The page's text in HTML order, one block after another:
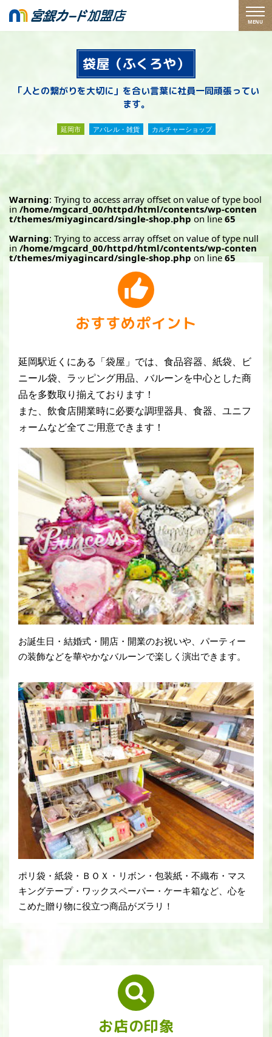
MENU
袋屋（ふくろや）
「人との繋がりを大切に」を合い言葉に社員一同頑張ってい
ます。
延岡市 アパレル・雑貨 カルチャーショップ
Warning: Trying to access array offset on value of type bool
in /home/mgcard_00/httpd/html/contents/wp-conten
t/themes/miyagincard/single-shop.php on line 65
Warning: Trying to access array offset on value of type null
in /home/mgcard_00/httpd/html/contents/wp-conten
t/themes/miyagincard/single-shop.php on line 65
おすすめポイント
延岡駅近くにある「袋屋」では、食品容器、紙袋、ビ
ニール袋、ラッピング用品、バルーンを中心とした商
品を多数取り揃えております！
また、飲食店開業時に必要な調理器具、食器、ユニフ
ォームなど全てご用意できます！
お誕生日・結婚式・開店・開業のお祝いや、パーティー
の装飾などを華やかなバルーンで楽しく演出できます。
ポリ袋・紙袋・ＢＯＸ・リボン・包装紙・不織布・マス
キングテープ・ワックスペーパー・ケーキ箱など、心を
こめた贈り物に役立つ商品がズラリ！
お店の印象